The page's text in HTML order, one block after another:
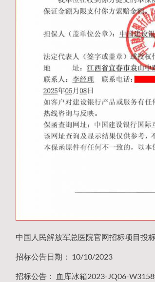
中国人民解放军总医院官网招标项目投
招标公告日期： 10/10/2023
招标公告： 血库冰箱2023-JQ06-